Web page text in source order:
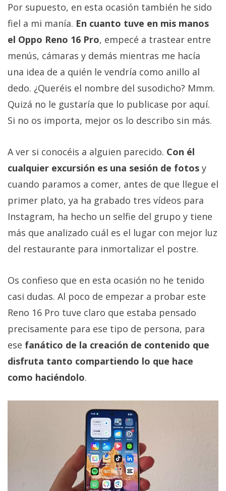
Por supuesto, en esta ocasión también he sido
fiel a mi manía. En cuanto tuve en mis manos
el Oppo Reno 16 Pro, empecé a trastear entre
menús, cámaras y demás mientras me hacía
una idea de a quién le vendría como anillo al
dedo. ¿Queréis el nombre del susodicho? Mmm.
Quizá no le gustaría que lo publicase por aquí.
Si no os importa, mejor os lo describo sin más.
A ver si conocéis a alguien parecido. Con él
cualquier excursión es una sesión de fotos y
cuando paramos a comer, antes de que llegue el
primer plato, ya ha grabado tres vídeos para
Instagram, ha hecho un selfie del grupo y tiene
más que analizado cuál es el lugar con mejor luz
del restaurante para inmortalizar el postre.
Os confieso que en esta ocasión no he tenido
casi dudas. Al poco de empezar a probar este
Reno 16 Pro tuve claro que estaba pensado
precisamente para ese tipo de persona, para
ese fanático de la creación de contenido que
disfruta tanto compartiendo lo que hace
como haciéndolo.